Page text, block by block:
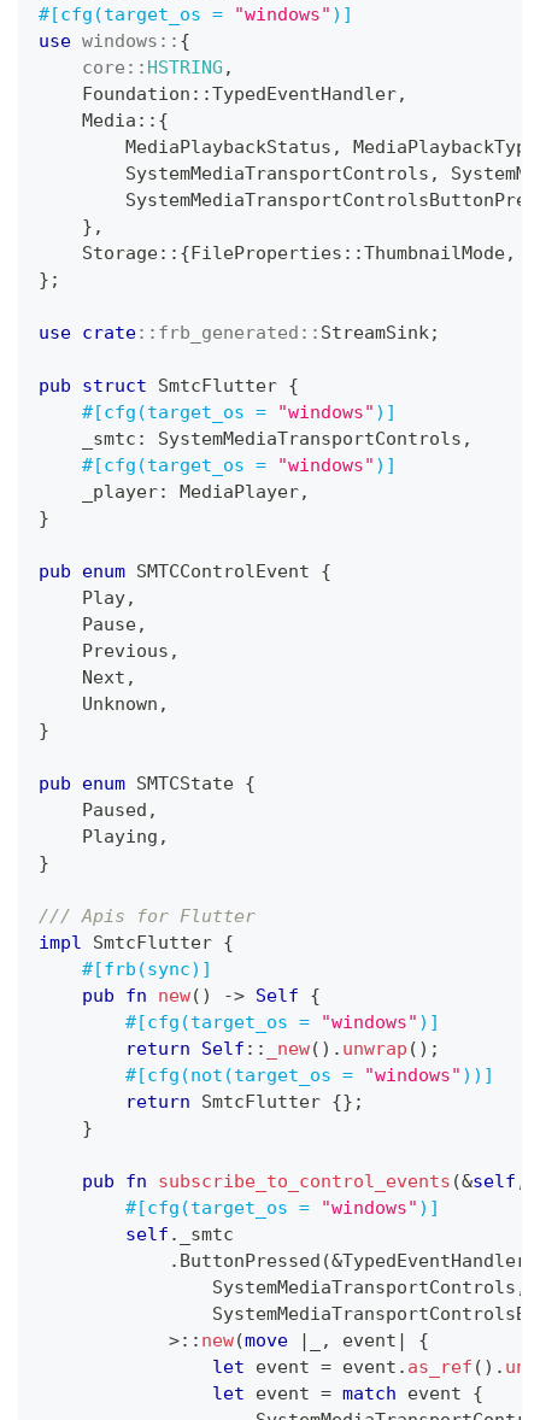
#[cfg(target_os =
"windows" )]
use windows :: {
core :: HSTRING ,
Foundation ::TypedEventHandler,
Media :: {
MediaPlaybackStatus , MediaPlaybackType
SystemMediaTransportControls ,
} ,
Storage:: {FileProperties ::ThumbnailMode,
} ;
use crate:: frb_generated :: StreamSink ;
pub struct SmtcFlutter {
#[cfg(target_os =
"windows" )]
    _smtc
: SystemMediaTransportControls ,
#[cfg(target_os =
"windows" )]
    _player
: MediaPlayer,
}
pub enum SMTCControlEvent
{
Play,
Pause,
Previous ,
Next ,
Unknown ,
}
pub enum SMTCState {
Paused ,
Playing ,
}
/// Apis for Flutter
impl
SmtcFlutter {
#[frb(sync)]
pub
fn new( ) -> Self
{
#[cfg(target_os =
"windows" )]
return
Self :: _new( ) . unwrap ( ) ;
#[cfg(not(target_os =
"windows" ))]
return
SmtcFlutter {} ;
}
pub fn subscribe_to_control_events (&self ,
#[cfg(target_os =
"windows" )]
self .
_smtc
. ButtonPressed (&TypedEventHandler
SystemMediaTransportControls ,
>:: new(move | , event |
{
let event = event . as_ref ( ) .
let event = match event {